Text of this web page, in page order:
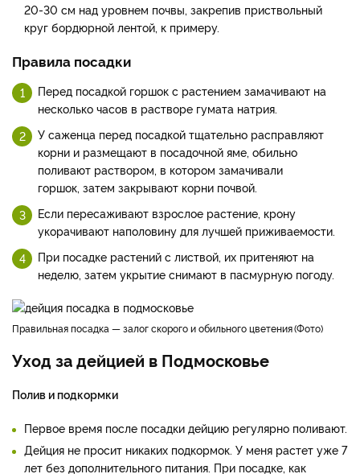
20-30 см над уровнем почвы, закрепив приствольный
круг бордюрной лентой, к примеру.
Правила посадки
Перед посадкой горшок с растением замачивают на
несколько часов в растворе гумата натрия.
У саженца перед посадкой тщательно расправляют
корни и размещают в посадочной яме, обильно
поливают раствором, в котором замачивали
горшок, затем закрывают корни почвой.
Если пересаживают взрослое растение, крону
укорачивают наполовину для лучшей приживаемости.
При посадке растений с листвой, их притеняют на
неделю, затем укрытие снимают в пасмурную погоду.
правильная посадка — залог скорого и обильного цветения Фото
Уход за дейцией в Подмосковье
Полив и подкормки
Первое время после посадки дейцию регулярно поливают.
Дейция не просит никаких подкормок. У меня растет уже 7
лет без дополнительного питания. При посадке, как